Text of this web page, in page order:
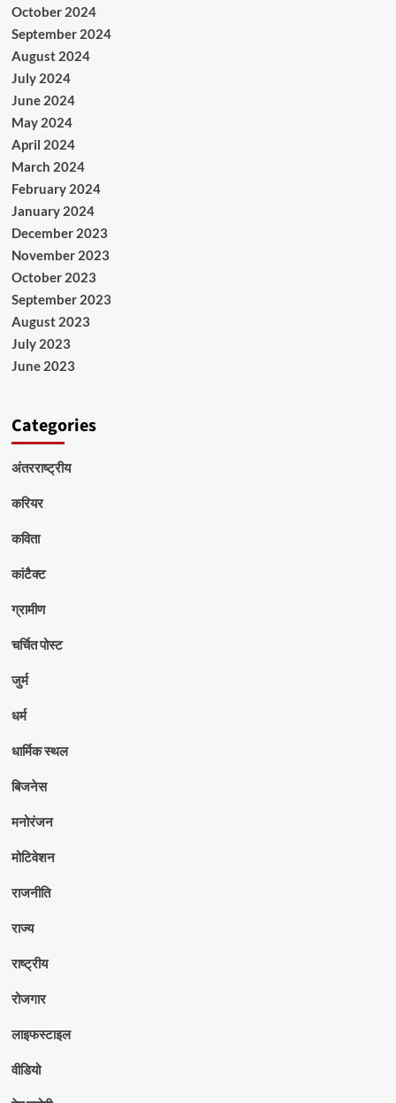
October 2024
September 2024
August 2024
July 2024
June 2024
May 2024
April 2024
March 2024
February 2024
January 2024
December 2023
November 2023
October 2023
September 2023
August 2023
July 2023
June 2023
Categories
अंतरराष्ट्रीय
करियर
कविता
कांटैक्ट
ग्रामीण
चर्चित पोस्ट
जुर्म
धर्म
धार्मिक स्थल
बिजनेस
मनोरंजन
मोटिवेशन
राजनीति
राज्य
राष्ट्रीय
रोजगार
लाइफस्टाइल
वीडियो